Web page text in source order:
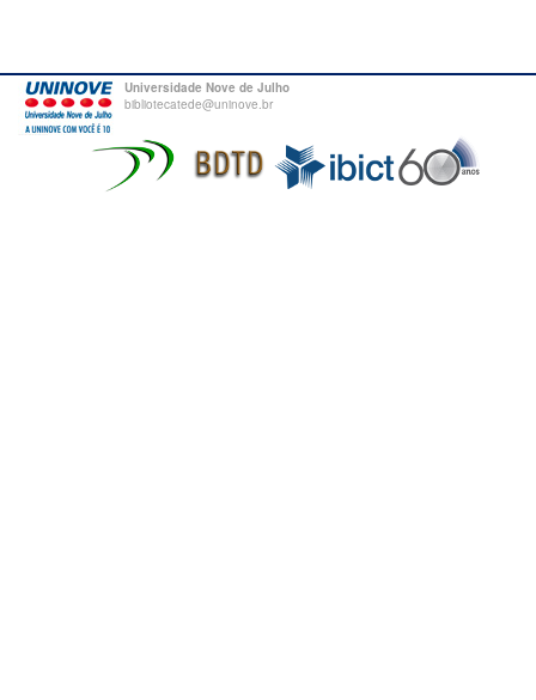
Universidade Nove de Julho
bibliotecatede@uninove.br